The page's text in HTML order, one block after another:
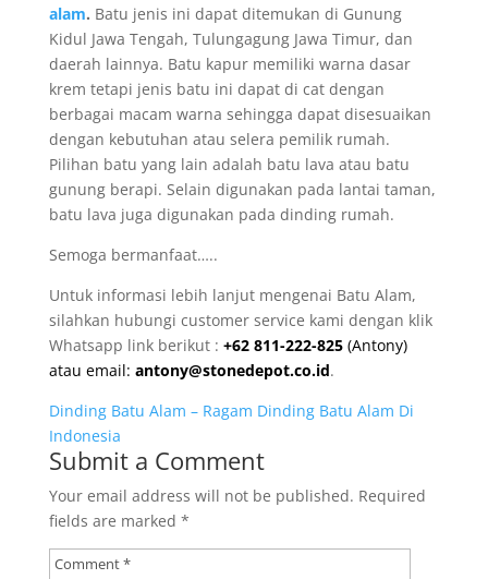
alam. Batu jenis ini dapat ditemukan di Gunung
Kidul Jawa Tengah, Tulungagung Jawa Timur, dan
daerah lainnya. Batu kapur memiliki warna dasar
krem tetapi jenis batu ini dapat di cat dengan
berbagai macam warna sehingga dapat disesuaikan
dengan kebutuhan atau selera pemilik rumah.
Pilihan batu yang lain adalah batu lava atau batu
gunung berapi. Selain digunakan pada lantai taman,
batu lava juga digunakan pada dinding rumah.
Semoga bermanfaat…..
Untuk informasi lebih lanjut mengenai Batu Alam,
silahkan hubungi customer service kami dengan klik
Whatsapp link berikut : +62 811-222-825(Antony)
atau email: antony@stonedepot.co.id.
Dinding Batu Alam – Ragam Dinding Batu Alam Di
Indonesia
Submit a Comment
Your email address will not be published. Required
fields are marked *